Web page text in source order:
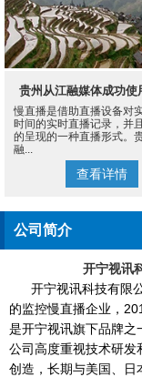
贵州从江融媒体成功使
直播设备案例
慢直播是借助直播设备对
时间的实时直播记录，并
的呈现的一种直播形式。
融...
查看详情
公司简介
开宁视讯
开宁视讯科技有限
的监控慢直播企业，
是开宁视讯旗下品牌之
公司高度重视技术研发
创造，长期与美国、日